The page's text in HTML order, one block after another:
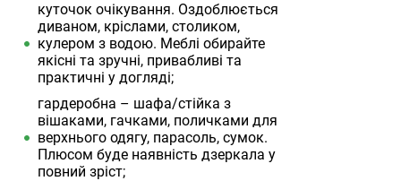
куточок очікування. Оздоблюється
диваном, кріслами, столиком,
кулером з водою. Меблі обирайте
якісні та зручні, привабливі та
практичні у догляді;
гардеробна – шафа/стійка з
вішаками, гачками, поличками для
верхнього одягу, парасоль, сумок.
Плюсом буде наявність дзеркала у
повний зріст;